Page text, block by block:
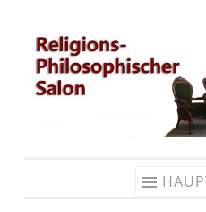
Zum
Inhalt
springen